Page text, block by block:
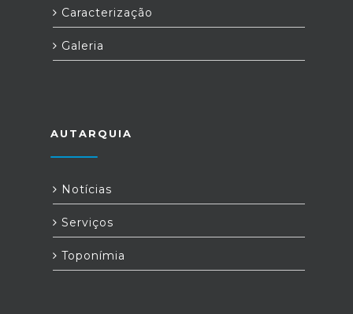
Caracterização
Galeria
AUTARQUIA
Notícias
Serviços
Toponímia